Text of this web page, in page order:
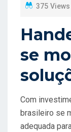
E
O
N
375 Views
se
Com
brasileiro se
adequada